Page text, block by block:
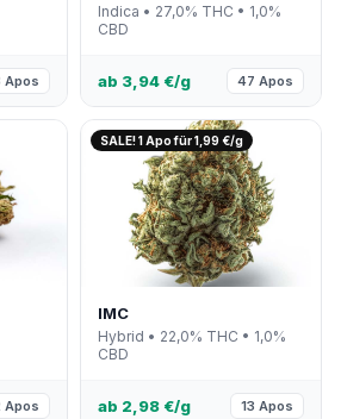
Apos
Indica • 27,0% THC • 1,0%
CBD
ab 3,94 €/g 47 Apos
Apos
SALE! 1 Apo für 1,99 €/g
IMC
Hybrid • 22,0% THC • 1,0%
CBD
ab 2,98 €/g 13 Apos